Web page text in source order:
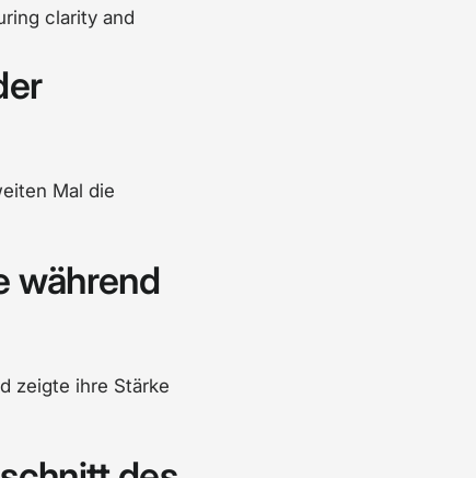
clarity and
Mal die
während
zeigte ihre Stärke